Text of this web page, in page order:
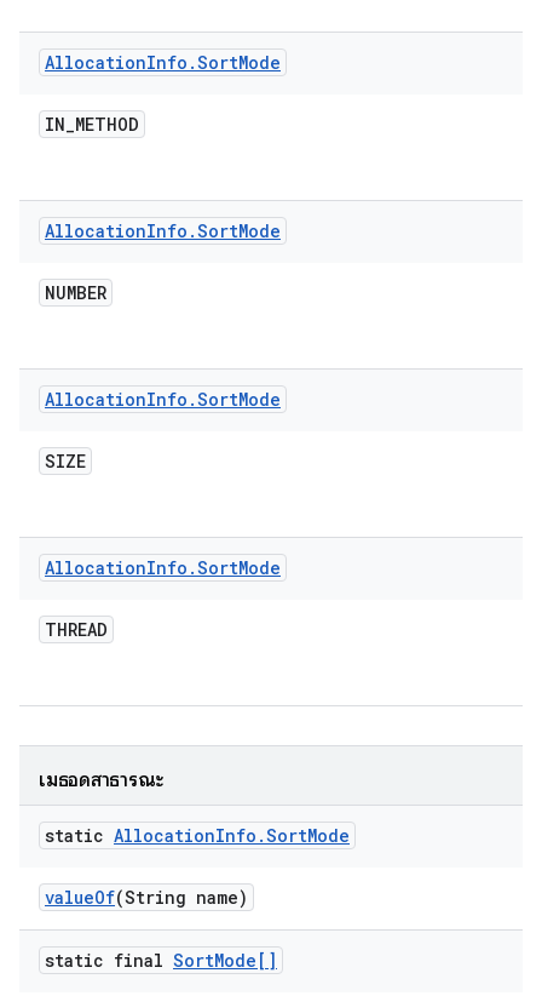
AllocationInfo .SortMode
IN_METHOD
AllocationInfo .SortMode
NUMBER
AllocationInfo .SortMode
SIZE
AllocationInfo .SortMode
THREAD
เมธอดสาธารณะ
static AllocationInfo .SortMode
valueOf(String name)
static final SortMode[]